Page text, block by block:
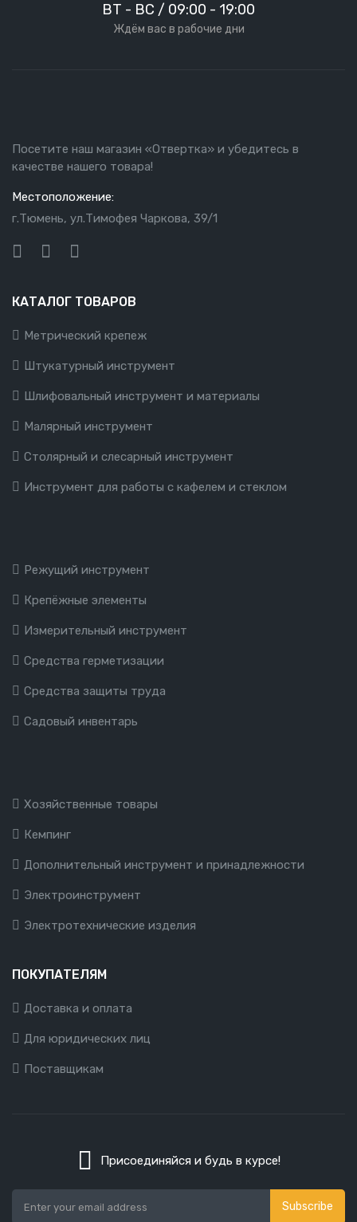
ВТ - ВС / 09:00 - 19:00
Ждём вас в рабочие дни
Посетите наш магазин «Отвертка» и убедитесь в
качестве нашего товара!
Местоположение:
г.Тюмень, ул.Тимофея Чаркова, 39/1
КАТАЛОГ ТОВАРОВ
Метрический крепеж
Штукатурный инструмент
Шлифовальный инструмент и материалы
Малярный инструмент
Столярный и слесарный инструмент
Инструмент для работы с кафелем и стеклом
Режущий инструмент
Крепёжные элементы
Измерительный инструмент
Средства герметизации
Средства защиты труда
Садовый инвентарь
Хозяйственные товары
Кемпинг
Дополнительный инструмент и принадлежности
Электроинструмент
Электротехнические изделия
ПОКУПАТЕЛЯМ
Доставка и оплата
Для юридических лиц
Поставщикам
Присоединяйся и будь в курсе!
Subscribe